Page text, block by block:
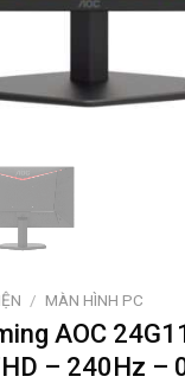
/ MÀN HÌNH PC
AOC
– 240Hz –